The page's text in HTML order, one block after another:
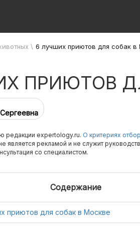
\ 6 лучших приютов для собак в
ПРИЮТОВ
редакции expertology.ru. О критериях
является рекламой и не служит
со специалистом.
Содержание
приютов для собак в Москве